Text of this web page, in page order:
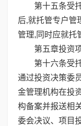
第十五条受托
后,就托管专户管
管理,同时应就托
第五章投资项
第十六条受托
通过投资决策委
金管理机构在投
构备案并报送相
委会决议、项目